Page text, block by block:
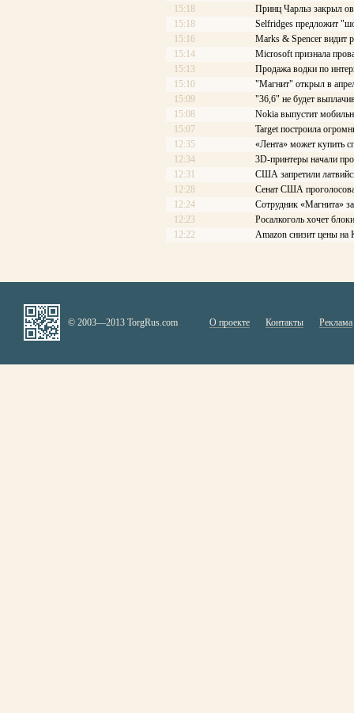
15:18
Принц Чарльз закрыл
15:18
Selfridges предложит
15:16
Marks & Spencer видит
15:14
Microsoft признала
15:13
Продажа водки по
15:10
"Магнит" открыл в
15:09
"36,6" не будет
15:08
Nokia выпустит
15:07
Target построила
12:35
«Лента» может купить
12:34
3D-принтеры начали
12:31
США запретили
12:28
Сенат США
12:24
Сотрудник «Магнита»
12:23
Росалкоголь хочет
12:22
Amazon снизит цены
© 2003—2013 TorgRus.com О проекте Контакты Реклама